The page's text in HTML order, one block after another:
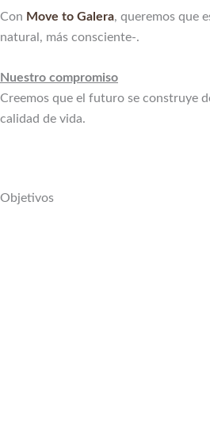
Con Move to Galera, queremos que
natural, más consciente-.
Nuestro compromiso
Creemos que el futuro se construye
calidad de vida.
Objetivos